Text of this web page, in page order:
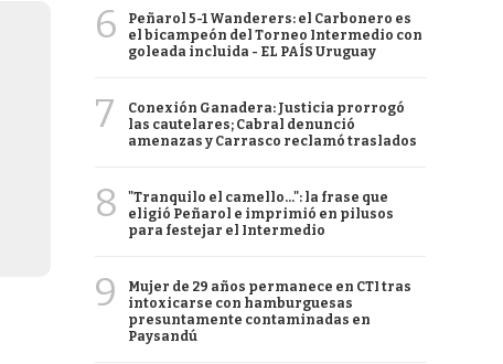
6
Peñarol 5-1 Wanderers: el Carbonero es
el bicampeón del Torneo Intermedio con
goleada incluida - EL PAÍS Uruguay
7
Conexión Ganadera: Justicia prorrogó
las cautelares; Cabral denunció
amenazas y Carrasco reclamó traslados
8
"Tranquilo el camello...": la frase que
eligió Peñarol e imprimió en pilusos
para festejar el Intermedio
9
Mujer de 29 años permanece en CTI tras
intoxicarse con hamburguesas
presuntamente contaminadas en
Paysandú